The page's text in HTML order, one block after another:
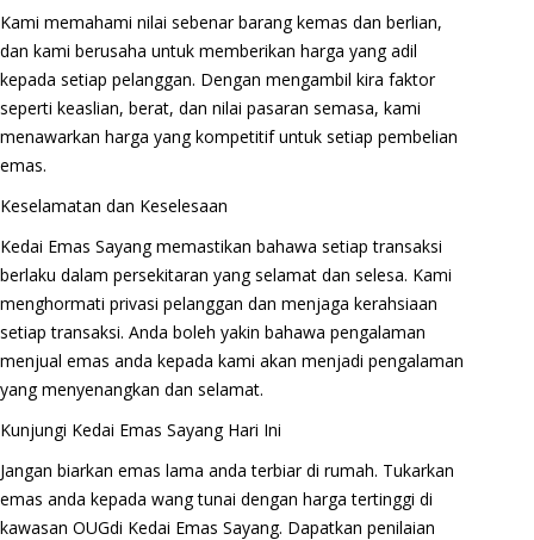
Kami memahami nilai sebenar barang kemas dan berlian,
dan kami berusaha untuk memberikan harga yang adil
kepada setiap pelanggan. Dengan mengambil kira faktor
seperti keaslian, berat, dan nilai pasaran semasa, kami
menawarkan harga yang kompetitif untuk setiap pembelian
emas.
Keselamatan dan Keselesaan
Kedai Emas Sayang memastikan bahawa setiap transaksi
berlaku dalam persekitaran yang selamat dan selesa. Kami
menghormati privasi pelanggan dan menjaga kerahsiaan
setiap transaksi. Anda boleh yakin bahawa pengalaman
menjual emas anda kepada kami akan menjadi pengalaman
yang menyenangkan dan selamat.
Kunjungi Kedai Emas Sayang Hari Ini
Jangan biarkan emas lama anda terbiar di rumah. Tukarkan
emas anda kepada wang tunai dengan harga tertinggi di
kawasan OUGdi Kedai Emas Sayang. Dapatkan penilaian